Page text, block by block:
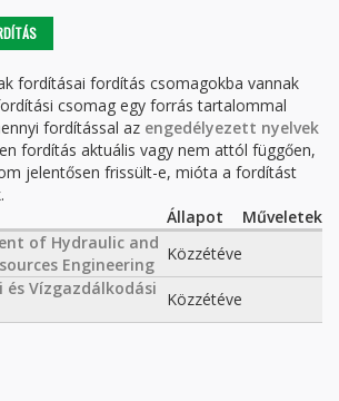
fordításai fordítás csomagokba vannak
csomag egy forrás tartalommal
fordítással az engedélyezett nyelvek
fordítás aktuális vagy nem attól függően,
jelentősen frissült-e, mióta a fordítást
Állapot
Műveletek
of Hydraulic and
Engineering
Közzétéve
és Vízgazdálkodási
Közzétéve